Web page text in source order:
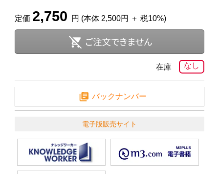
定価 2,750 円 (本体 2,500円 ＋ 税10%)
なし
在庫
バックナンバー
電子版販売サイト